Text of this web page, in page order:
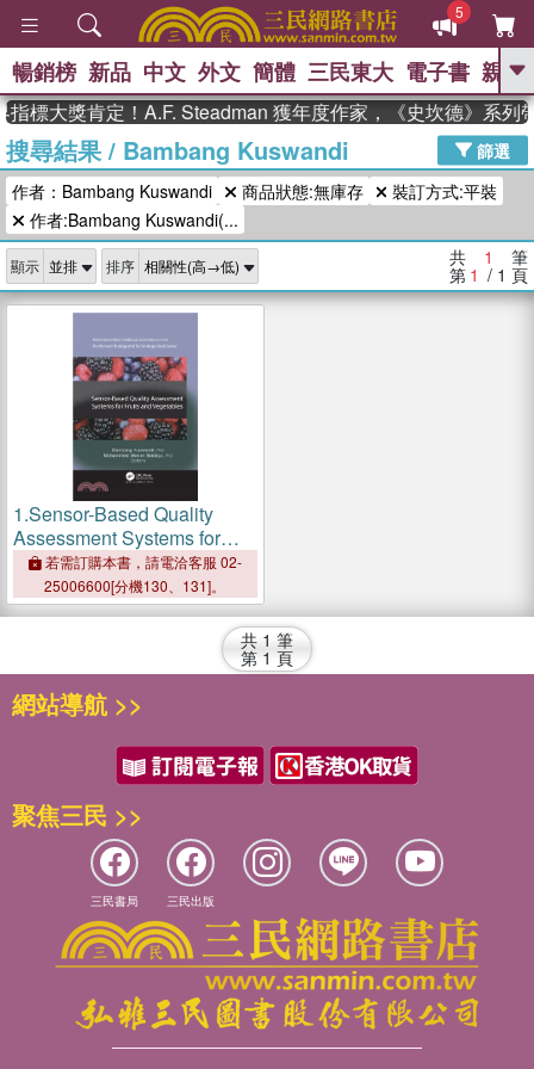
5
GO
熱搜： 東野圭吾 高希均教授回憶錄
、 The Odyssey 、 父親節 、 如果歷
史是一群喵 、 暑期推薦 、 國際布克
獎 臺灣漫遊錄
登輝時代 、 數學女孩：黎曼猜想 、
偉大的迷走神經
暢銷榜 新品 中文 外文 簡體 三民東大 電子書 親子
標大獎肯定！A.F. Steadman 獲年度作家，《史坎德》系列
搜尋結果/ Bambang Kuswandi
篩選
作者：Bambang Kuswandi
商品狀態:無庫存
裝訂方式:平裝
作者:Bambang Kuswandi(...
顯示 排序 共 1 筆
第 1 / 1 頁
1.Sensor-Based Quality
Assessment Systems for
Fruits and Vegetables
若需訂購本書，請電洽客服 02-
25006600[分機130、131]。
共 1 筆
第 1 頁
網站導航 >>
聚焦三民 >>
三民書局 三民出版